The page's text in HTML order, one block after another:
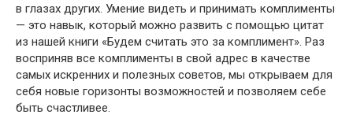
в глазах других. Умение видеть и принимать комплименты
— это навык, который можно развить с помощью цитат
из нашей книги «Будем считать это за комплимент». Раз
восприняв все комплименты в свой адрес в качестве
самых искренних и полезных советов, мы открываем для
себя новые горизонты возможностей и позволяем себе
быть счастливее.